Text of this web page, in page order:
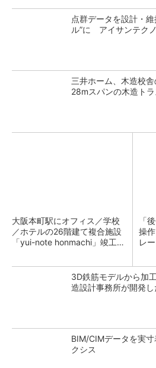
点群データを設計・
ル”に アイサンテク
三井ホーム、木造校
28mスパンの木造ト
大阪本町駅にオフィス／学校
／ホテルの26階建て複合施設
「yui-note honmachi」竣工、
「
操
レ
3D鉄筋モデルから加
造設計事務所が開発
BIM/CIMデータを実
クシス